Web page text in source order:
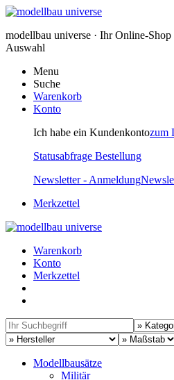
modellbau universe · Ihr Online-
Auswahl
Menu
Suche
Warenkorb
Konto
Ich habe ein Kundenkontozum
Statusabfrage Bestellung
Newsletter - Anmeldung
Merkzettel
Warenkorb
Konto
Merkzettel
Modellbausätze
Militär